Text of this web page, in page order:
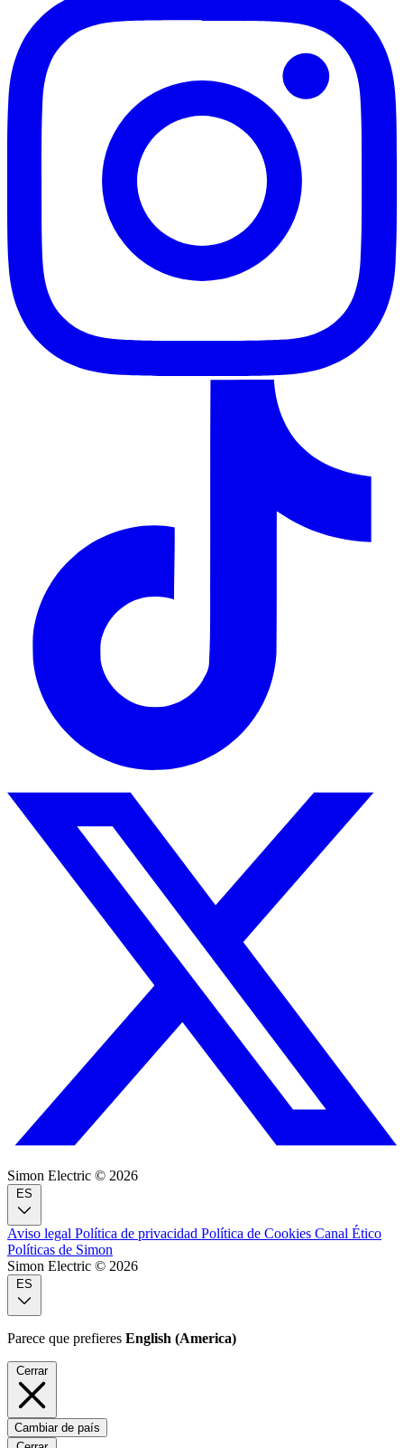
Simon Electric © 2026
Aviso legal Política de privacidad Política de Cookies Canal Ético
Políticas de Simon
Simon Electric © 2026
Parece que prefieres English (America)
Cerrar
Cambiar de país